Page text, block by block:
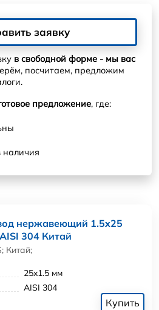
заявку
в свободной форме - мы вас
посчитаем, предложим
предложение, где:
наличия
нержавеющий 1.5x25
304 Китай
Китай;
25x1.5 мм
AISI 304
Купить